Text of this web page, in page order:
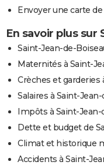
Envoyer une carte
En savoir plus sur
Saint-Jean-de-
Maternités à Saint-
Crèches et garderies
Salaires à Saint-
Impôts à Saint-Jean-
Dette et budget de
Climat et historique
Accidents à Saint-